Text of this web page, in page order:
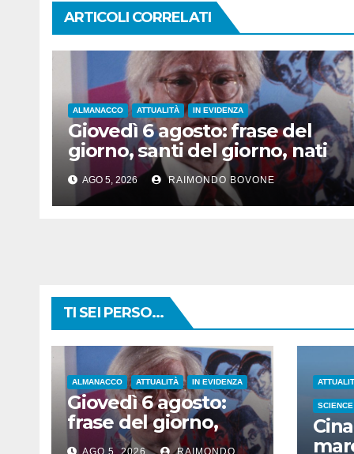
ARTICOLI CORRELATI
ALMANACCO ATTUALITÀ IN EVIDENZA
Giovedì 6 agosto: frase del
giorno, santi del giorno, nati
famosi, accadde oggi
AGO 5, 2026 RAIMONDO BOVONE
TI SEI PERSO...
ALMANACCO ATTUALITÀ IN EVIDENZA
Giovedì 6 agosto:
frase del giorno,
santi del giorno, nati
AGO 5, 2026 RAIMONDO